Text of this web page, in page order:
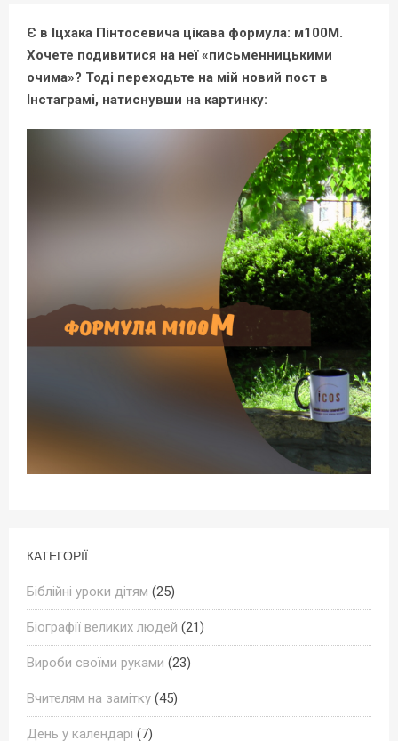
Є в Іцхака Пінтосевича цікава формула: м100М.
Хочете подивитися на неї «письменницькими
очима»? Тоді переходьте на мій новий пост в
Інстаграмі, натиснувши на картинку:
КАТЕГОРІЇ
Біблійні уроки дітям (25)
Біографії великих людей (21)
Вироби своїми руками (23)
Вчителям на замітку (45)
День у календарі (7)